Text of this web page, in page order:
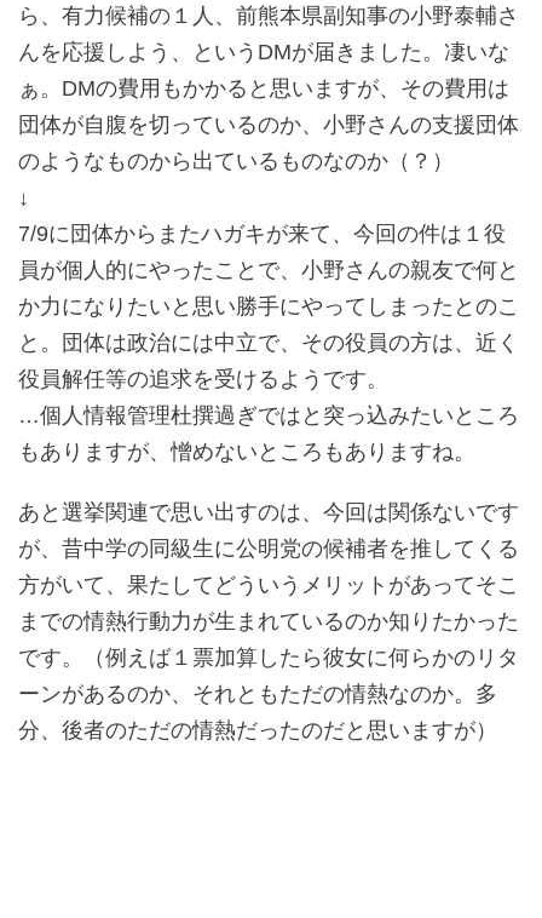
ら、有力候補の１人、前熊本県副知事の小野泰輔さ
んを応援しよう、というDMが届きました。凄いな
ぁ。DMの費用もかかると思いますが、その費用は
団体が自腹を切っているのか、小野さんの支援団体
のようなものから出ているものなのか（？）
↓
7/9に団体からまたハガキが来て、今回の件は１役
員が個人的にやったことで、小野さんの親友で何と
か力になりたいと思い勝手にやってしまったとのこ
と。団体は政治には中立で、その役員の方は、近く
役員解任等の追求を受けるようです。
…個人情報管理杜撰過ぎではと突っ込みたいところ
もありますが、憎めないところもありますね。
あと選挙関連で思い出すのは、今回は関係ないです
が、昔中学の同級生に公明党の候補者を推してくる
方がいて、果たしてどういうメリットがあってそこ
までの情熱行動力が生まれているのか知りたかった
です。（例えば１票加算したら彼女に何らかのリタ
ーンがあるのか、それともただの情熱なのか。多
分、後者のただの情熱だったのだと思いますが）